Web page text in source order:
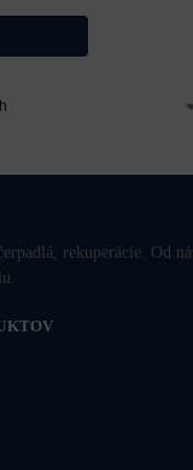
rekuperácie. Od